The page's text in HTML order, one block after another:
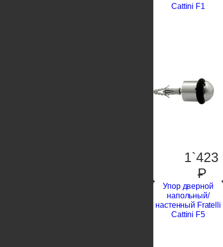
Cattini F1
1`423
P
Упор дверной
напольный/
настенный Fratelli
Cattini F5